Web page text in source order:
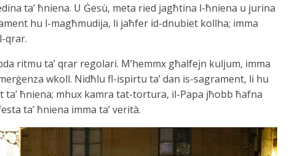
ta’ ħniena. U Ġesù, meta ried jagħtina l-ħniena u jurina
hu l-magħmudija, li jaħfer id-dnubiet kollha; imma
qrar.
ritmu ta’ qrar regolari. M’hemmx għalfejn kuljum, imma
wkoll. Nidħlu fl-ispirtu ta’ dan is-sagrament, li hu
ta’ ħniena; mhux kamra tat-tortura, il-Papa jħobb ħafna
ta’ ħniena imma ta’ verità.